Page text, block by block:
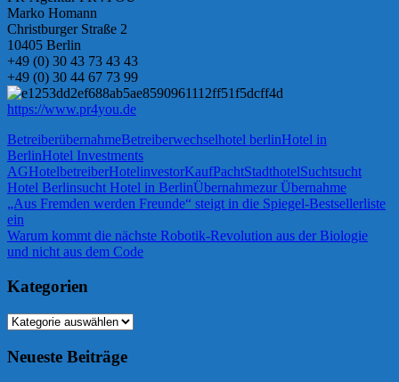
Marko Homann
Christburger Straße 2
10405 Berlin
+49 (0) 30 43 73 43 43
+49 (0) 30 44 67 73 99
https://www.pr4you.de
BetreiberübernahmeBetreiberwechselhotel berlinHotel in
BerlinHotel Investments
AGHotelbetreiberHotelinvestorKaufPachtStadthotelSuchtsucht
Hotel Berlinsucht Hotel in BerlinÜbernahmezur Übernahme
Beitragsnavigation
Vorheriger
Beitrag:
„Aus Fremden werden Freunde“ steigt in die Spiegel-Bestsellerliste
ein
Nächster
Beitrag:
Warum kommt die nächste Robotik-Revolution aus der Biologie
und nicht aus dem Code
Kategorien
Kategorien
Neueste Beiträge